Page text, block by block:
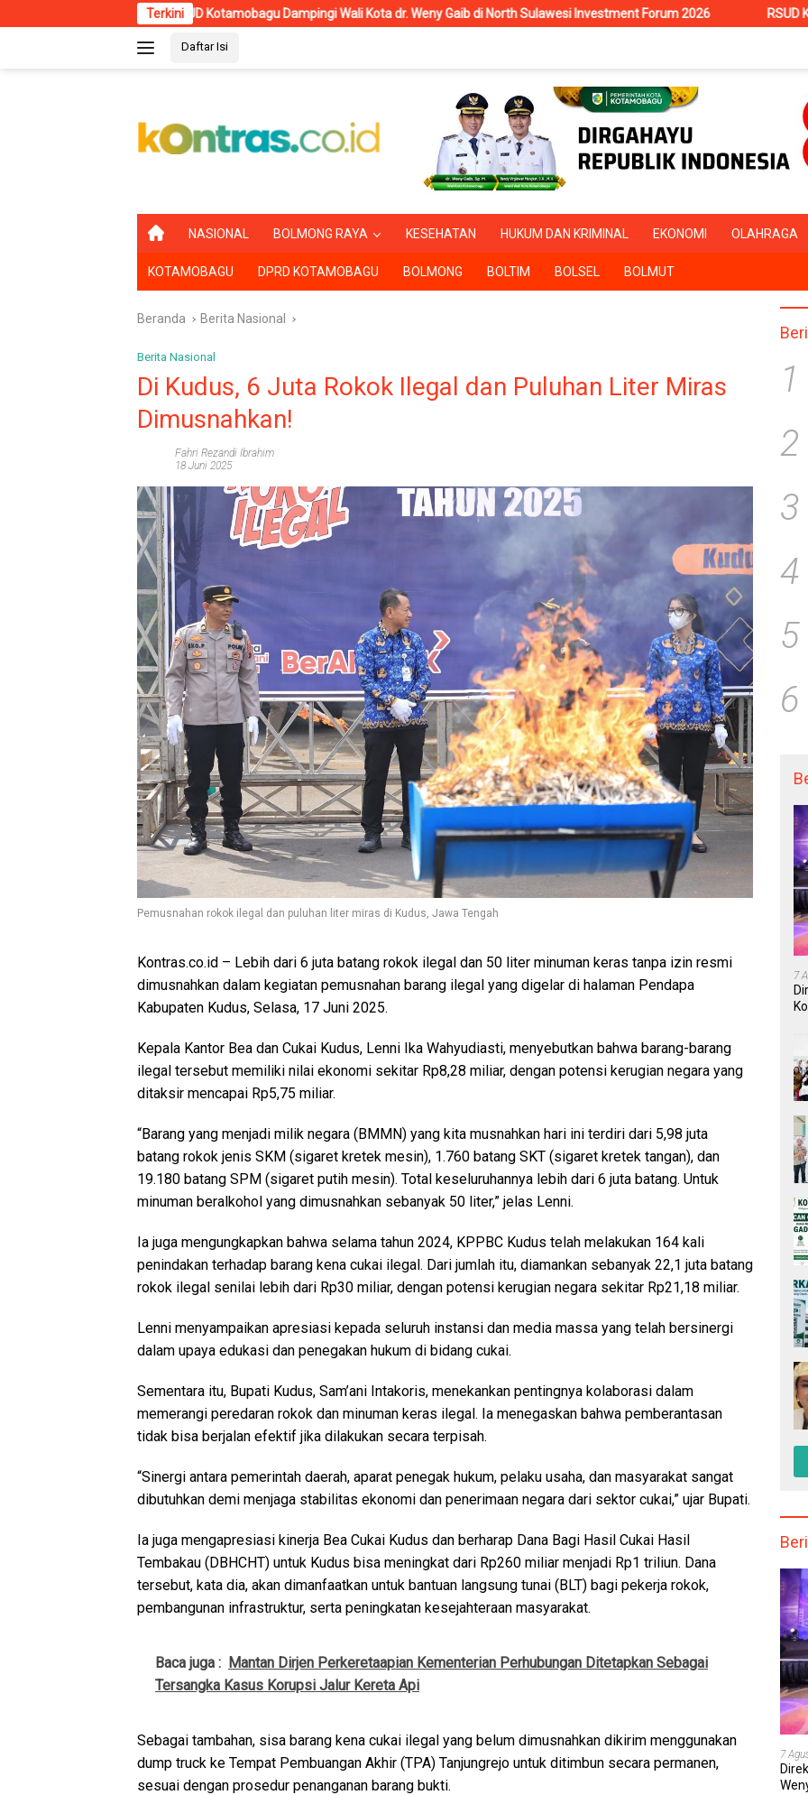
ke
Terkini
Kotamobagu Dampingi Wali Kota dr. Weny Gaib di North Sulawesi Investment Forum 2026 RSUD Kotamobagu Terima Siswa
Daftar Isi
B
R
A
D
NASIONAL BOLMONG RAYA KESEHATAN HUKUM DAN KRIMINAL EKONOMI OLAHRAGA
KOTAMOBAGU DPRD KOTAMOBAGU BOLMONG BOLTIM BOLSEL BOLMUT
Beranda Berita Nasional
Berita Nasional
Di Kudus, 6 Juta Rokok Ilegal dan Puluhan Liter Miras
Dimusnahkan!
Fahri Rezandi Ibrahim
18 Juni 2025
Pemusnahan rokok ilegal dan puluhan liter miras di Kudus, Jawa Tengah
Kontras.co.id – Lebih dari 6 juta batang rokok ilegal dan 50 liter minuman keras tanpa izin resmi
dimusnahkan dalam kegiatan pemusnahan barang ilegal yang digelar di halaman Pendapa
Kabupaten Kudus, Selasa, 17 Juni 2025.
Kepala Kantor Bea dan Cukai Kudus, Lenni Ika Wahyudiasti, menyebutkan bahwa barang-barang
ilegal tersebut memiliki nilai ekonomi sekitar Rp8,28 miliar, dengan potensi kerugian negara yang
ditaksir mencapai Rp5,75 miliar.
“Barang yang menjadi milik negara (BMMN) yang kita musnahkan hari ini terdiri dari 5,98 juta
batang rokok jenis SKM (sigaret kretek mesin), 1.760 batang SKT (sigaret kretek tangan), dan
19.180 batang SPM (sigaret putih mesin). Total keseluruhannya lebih dari 6 juta batang. Untuk
minuman beralkohol yang dimusnahkan sebanyak 50 liter,” jelas Lenni.
Ia juga mengungkapkan bahwa selama tahun 2024, KPPBC Kudus telah melakukan 164 kali
penindakan terhadap barang kena cukai ilegal. Dari jumlah itu, diamankan sebanyak 22,1 juta batang
rokok ilegal senilai lebih dari Rp30 miliar, dengan potensi kerugian negara sekitar Rp21,18 miliar.
Lenni menyampaikan apresiasi kepada seluruh instansi dan media massa yang telah bersinergi
dalam upaya edukasi dan penegakan hukum di bidang cukai.
Sementara itu, Bupati Kudus, Sam’ani Intakoris, menekankan pentingnya kolaborasi dalam
memerangi peredaran rokok dan minuman keras ilegal. Ia menegaskan bahwa pemberantasan
tidak bisa berjalan efektif jika dilakukan secara terpisah.
“Sinergi antara pemerintah daerah, aparat penegak hukum, pelaku usaha, dan masyarakat sangat
dibutuhkan demi menjaga stabilitas ekonomi dan penerimaan negara dari sektor cukai,” ujar Bupati.
Ia juga mengapresiasi kinerja Bea Cukai Kudus dan berharap Dana Bagi Hasil Cukai Hasil
Tembakau (DBHCHT) untuk Kudus bisa meningkat dari Rp260 miliar menjadi Rp1 triliun. Dana
tersebut, kata dia, akan dimanfaatkan untuk bantuan langsung tunai (BLT) bagi pekerja rokok,
pembangunan infrastruktur, serta peningkatan kesejahteraan masyarakat.
Baca juga : Mantan Dirjen Perkeretaapian Kementerian Perhubungan Ditetapkan Sebagai
Tersangka Kasus Korupsi Jalur Kereta Api
Sebagai tambahan, sisa barang kena cukai ilegal yang belum dimusnahkan dikirim menggunakan
dump truck ke Tempat Pembuangan Akhir (TPA) Tanjungrejo untuk ditimbun secara permanen,
sesuai dengan prosedur penanganan barang bukti.
1
2
3
4
5
6
7
7